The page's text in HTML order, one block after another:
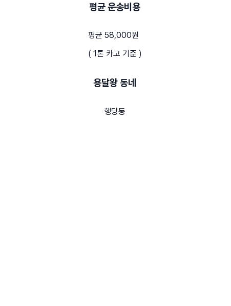
평균 운송비용
평균 58,000원
( 1톤 카고 기준 )
용달왕 동네
행당동